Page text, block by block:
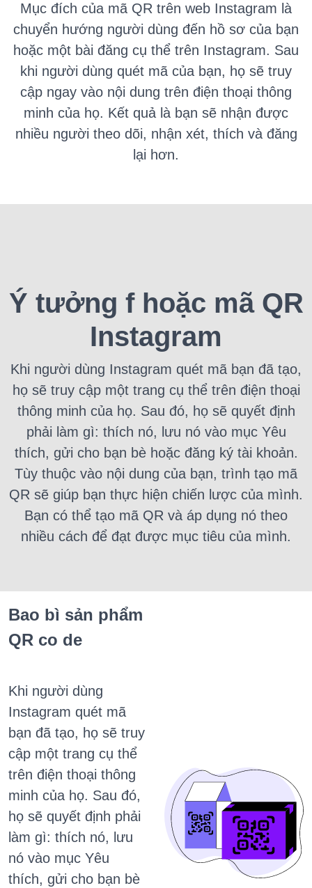
Mục đích của mã QR trên web Instagram là
chuyển hướng người dùng đến hồ sơ của bạn
hoặc một bài đăng cụ thể trên Instagram. Sau
khi người dùng quét mã của bạn, họ sẽ truy
cập ngay vào nội dung trên điện thoại thông
minh của họ. Kết quả là bạn sẽ nhận được
nhiều người theo dõi, nhận xét, thích và đăng
lại hơn.
Ý tưởng fhoặc mã QR
Instagram
Khi người dùng Instagram quét mã bạn đã tạo,
họ sẽ truy cập một trang cụ thể trên điện thoại
thông minh của họ. Sau đó, họ sẽ quyết định
phải làm gì: thích nó, lưu nó vào mục Yêu
thích, gửi cho bạn bè hoặc đăng ký tài khoản.
Tùy thuộc vào nội dung của bạn, trình tạo mã
QR sẽ giúp bạn thực hiện chiến lược của mình.
Bạn có thể tạo mã QR và áp dụng nó theo
nhiều cách để đạt được mục tiêu của mình.
Bao bì sản phẩm
QR co de
Khi người dùng
Instagram quét mã
bạn đã tạo, họ sẽ truy
cập một trang cụ thể
trên điện thoại thông
minh của họ. Sau đó,
họ sẽ quyết định phải
làm gì: thích nó, lưu
nó vào mục Yêu
thích, gửi cho bạn bè